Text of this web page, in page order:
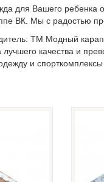
для Вашего
ВК. Мы с радостью
ТМ Модный
лучшего качества и
и